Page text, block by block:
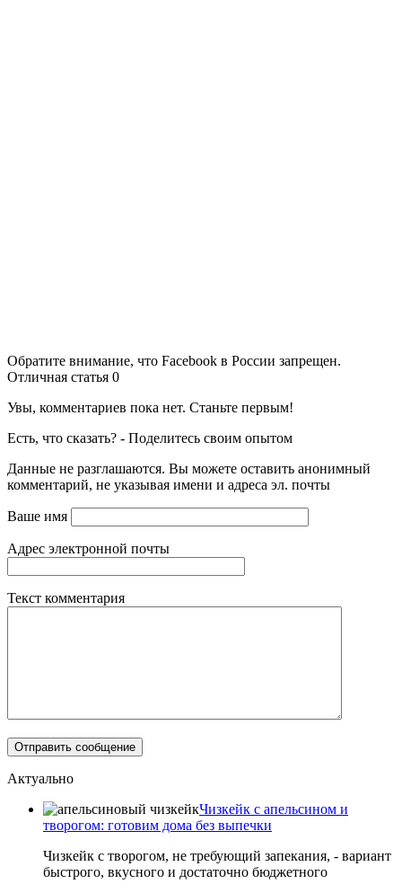
Обратите внимание, что Facebook в России запрещен.
Отличная статья 0
Увы, комментариев пока нет. Станьте первым!
Есть, что сказать? - Поделитесь своим опытом
Данные не разглашаются. Вы можете оставить анонимный
комментарий, не указывая имени и адреса эл. почты
Ваше имя
Адрес электронной почты
Текст комментария
Актуально
Чизкейк с апельсином и
творогом: готовим дома без выпечки
Чизкейк с творогом, не требующий запекания, - вариант
быстрого, вкусного и достаточно бюджетного